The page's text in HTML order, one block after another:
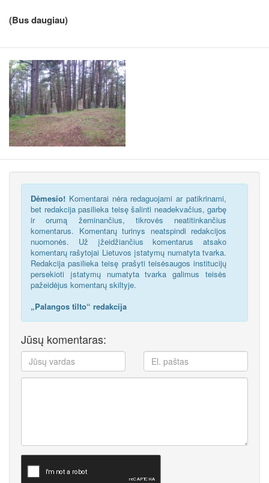
(Bus daugiau)
Dėmesio! Komentarai nėra redaguojami ar patikrinami,
bet redakcija pasilieka teisę šalinti neadekvačius, garbę
ir orumą žeminančius, tikrovės neatitinkančius
komentarus. Komentarų turinys neatspindi redakcijos
nuomonės. Už įžeidžiančius komentarus atsako
komentarų rašytojai Lietuvos įstatymų numatyta tvarka.
Redakcija pasilieka teisę prašyti teisėsaugos institucijų
persekioti įstatymų numatyta tvarka galimus teisės
pažeidėjus komentarų skiltyje.
„Palangos tilto“ redakcija
Jūsų komentaras: